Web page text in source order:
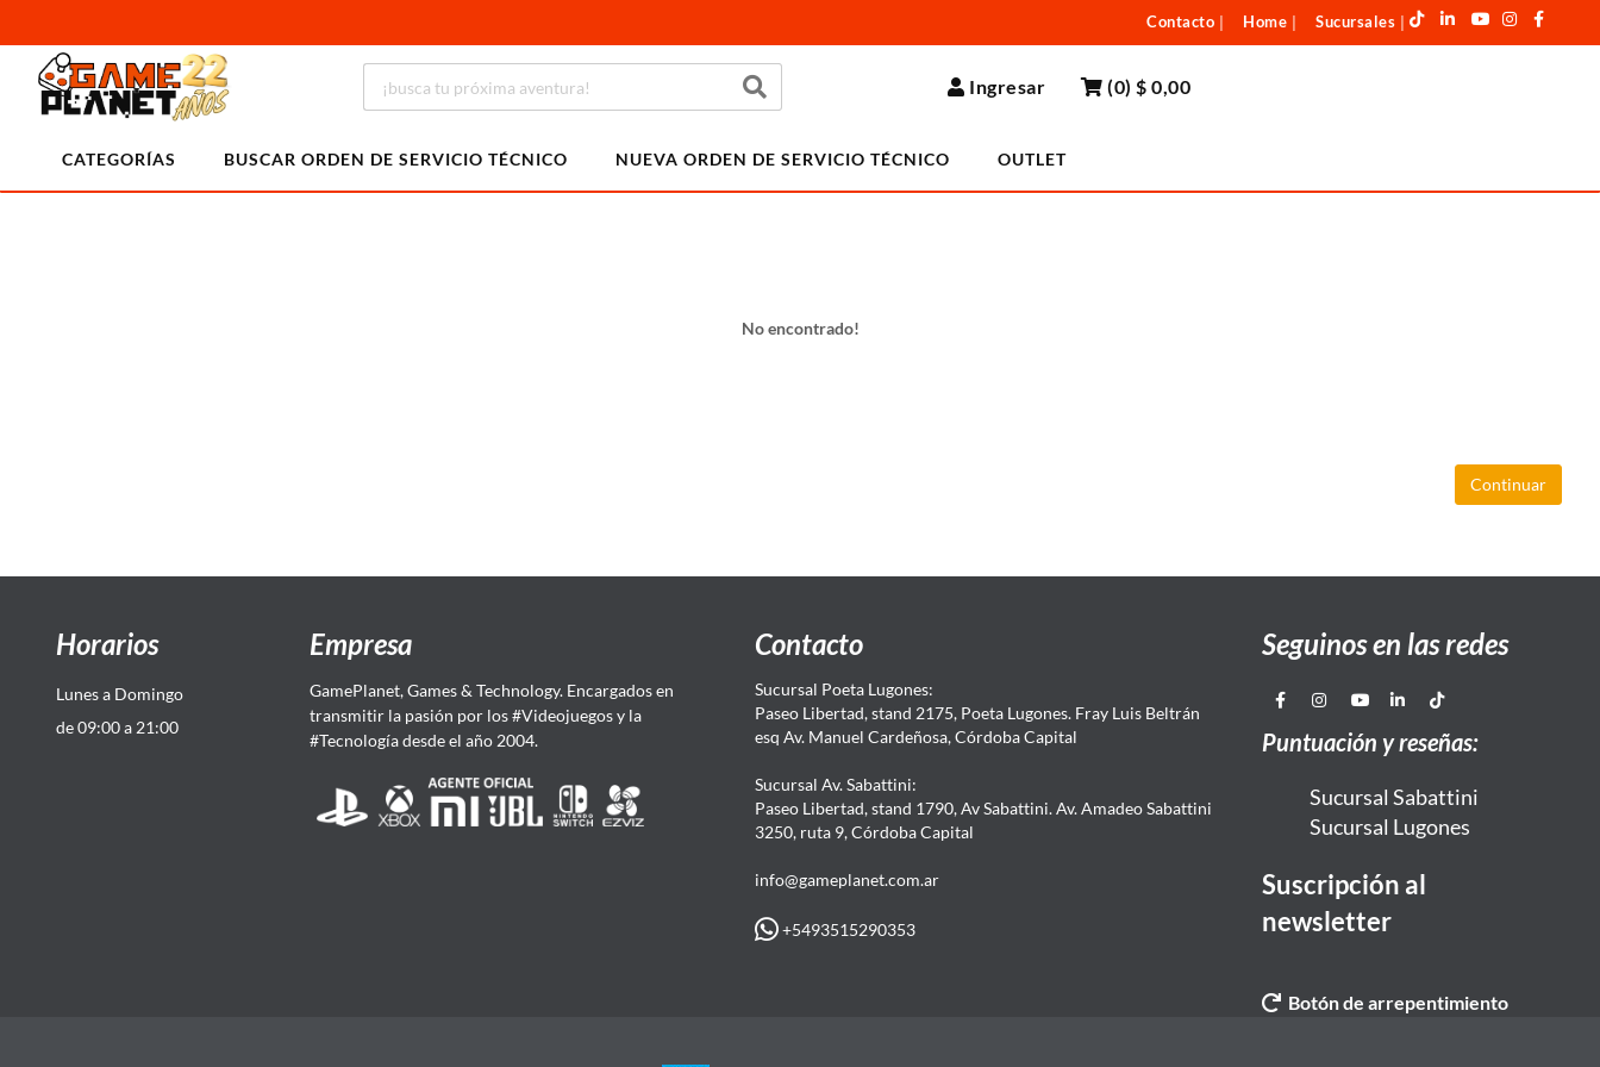
Contacto Home Sucursales
Ingresar (0)$ 0,00
CATEGORÍAS BUSCAR ORDEN DE SERVICIO TÉCNICO NUEVA ORDEN DE SERVICIO TÉCNICO OUTLET
No encontrado!
Continuar
Horarios
Lunes a Domingo
de 09:00 a 21:00
Empresa
GamePlanet, Games & Technology. Encargados en
transmitir la pasión por los #Videojuegos y la
#Tecnología desde el año 2004.
Contacto
Sucursal Poeta Lugones:
Paseo Libertad, stand 2175, Poeta Lugones. Fray Luis Beltrán
esq Av. Manuel Cardeñosa, Córdoba Capital
Sucursal Av. Sabattini:
Paseo Libertad, stand 1790, Av Sabattini. Av. Amadeo Sabattini
3250, ruta 9, Córdoba Capital
info@gameplanet.com.ar
+5493515290353
Seguinos en las redes
Puntuación y reseñas:
Sucursal Sabattini
Sucursal Lugones
Suscripción al
newsletter
Botón de arrepentimiento